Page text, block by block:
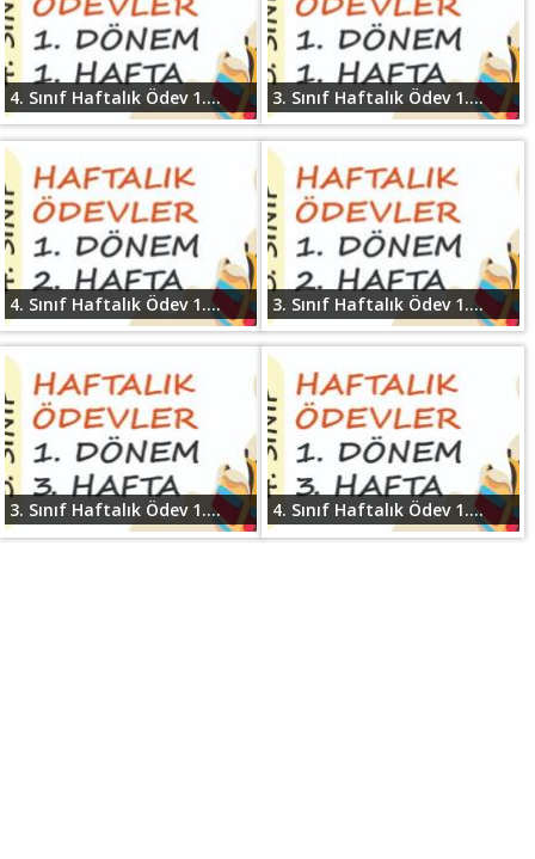
4. Sınıf Haftalık Ödev 1.... 3. Sınıf Haftalık Ödev 1....
4. Sınıf Haftalık Ödev 1.... 3. Sınıf Haftalık Ödev 1....
3. Sınıf Haftalık Ödev 1.... 4. Sınıf Haftalık Ödev 1....